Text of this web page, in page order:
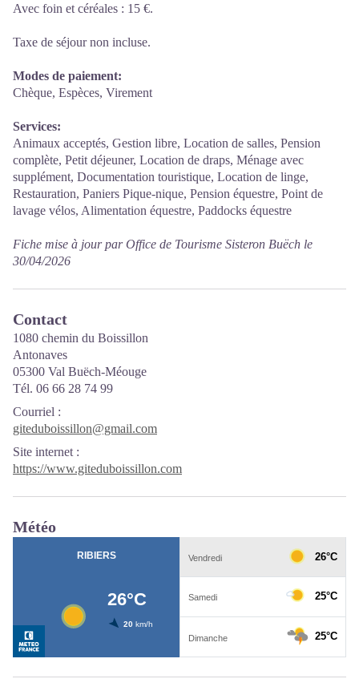
Avec foin et céréales : 15 €.
Taxe de séjour non incluse.
Modes de paiement:
Chèque, Espèces, Virement
Services:
Animaux acceptés, Gestion libre, Location de salles, Pension
complète, Petit déjeuner, Location de draps, Ménage avec
supplément, Documentation touristique, Location de linge,
Restauration, Paniers Pique-nique, Pension équestre, Point de
lavage vélos, Alimentation équestre, Paddocks équestre
Fiche mise à jour par Office de Tourisme Sisteron Buëch le
30/04/2026
Contact
1080 chemin du Boissillon
Antonaves
05300 Val Buëch-Méouge
Tél. 06 66 28 74 99
Courriel :
giteduboissillon@gmail.com
Site internet :
https://www.giteduboissillon.com
Météo